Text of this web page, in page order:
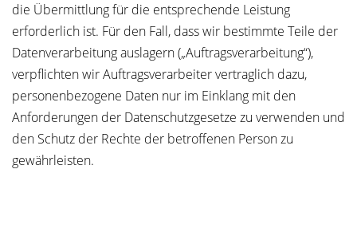
die Übermittlung für die entsprechende Leistung
erforderlich ist. Für den Fall, dass wir bestimmte Teile der
Datenverarbeitung auslagern („Auftragsverarbeitung“),
verpflichten wir Auftragsverarbeiter vertraglich dazu,
personenbezogene Daten nur im Einklang mit den
Anforderungen der Datenschutzgesetze zu verwenden und
den Schutz der Rechte der betroffenen Person zu
gewährleisten.